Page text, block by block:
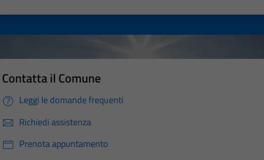
Contatta il Comune
Leggi le domande frequenti
Richiedi assistenza
Prenota appuntamento